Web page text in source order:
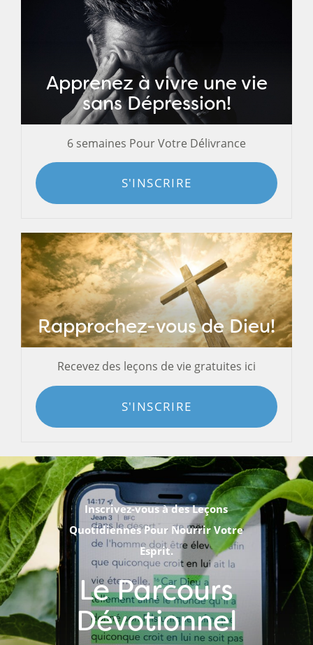
Apprenez à vivre une vie
sans Dépression!
6 semaines Pour Votre Délivrance
S'INSCRIRE
Rapprochez-vous de Dieu!
Recevez des leçons de vie gratuites ici
S'INSCRIRE
Inscrivez-vous à des Leçons
Quotidiennes Pour Nourrir Votre
Esprit.
Le Parcours
Dévotionnel